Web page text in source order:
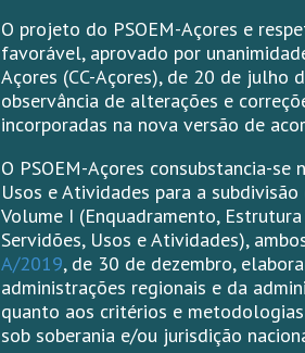
O projeto do PSOEM-Açores e
favorável, aprovado por
Açores (CC-Açores), de 20 de julho
observância de alterações e
incorporadas na nova versão de
O PSOEM-Açores consubstancia-
Usos e Atividades para a
Volume I (Enquadramento,
Servidões, Usos e Atividades),
A/2019, de 30 de dezembro,
administrações regionais e da
quanto aos critérios e
sob soberania e/ou jurisdição